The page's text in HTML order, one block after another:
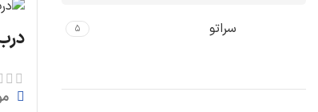
درب موتور
گلگیر
سراتو ۵ درب